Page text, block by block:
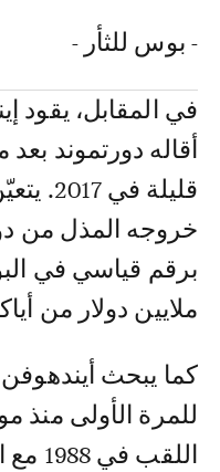
- بوس للثأر -
في المقابل، يقود
أقاله دورتموند
قليلة
خروجه المذل من
ملايين دولار من
كما يبحث